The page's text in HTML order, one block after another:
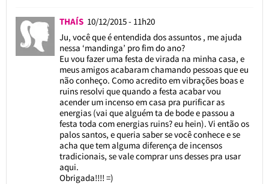
THAÍS 10/12/2015 - 11h20
Ju, você que é entendida dos assuntos , me ajuda
nessa ‘mandinga’ pro fim do ano?
Eu vou fazer uma festa de virada na minha casa, e
meus amigos acabaram chamando pessoas que eu
não conheço. Como acredito em vibrações boas e
ruins resolvi que quando a festa acabar vou
acender um incenso em casa pra purificar as
energias (vai que alguém ta de bode e passou a
festa toda com energias ruins? eu hein). Vi então os
palos santos, e queria saber se você conhece e se
acha que tem alguma diferença de incensos
tradicionais, se vale comprar uns desses pra usar
aqui.
Obrigada!!!! =)